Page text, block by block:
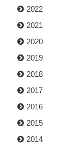
2022
2021
2020
2019
2018
2017
2016
2015
2014